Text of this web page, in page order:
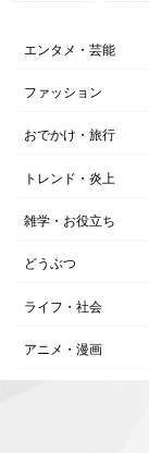
エンタメ・芸能
ファッション
おでかけ・旅行
トレンド・炎上
雑学・お役立ち
どうぶつ
ライフ・社会
アニメ・漫画